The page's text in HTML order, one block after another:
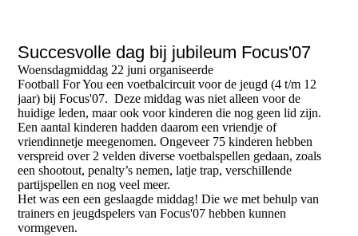
Succesvolle dag bij jubileum Focus'07
Woensdagmiddag 22 juni organiseerde
Football For You een voetbalcircuit voor de jeugd (4 t/m 12
jaar) bij Focus'07. Deze middag was niet alleen voor de
huidige leden, maar ook voor kinderen die nog geen lid zijn.
Een aantal kinderen hadden daarom een vriendje of
vriendinnetje meegenomen. Ongeveer 75 kinderen hebben
verspreid over 2 velden diverse voetbalspellen gedaan, zoals
een shootout, penalty’s nemen, latje trap, verschillende
partijspellen en nog veel meer.
Het was een een geslaagde middag! Die we met behulp van
trainers en jeugdspelers van Focus'07 hebben kunnen
vormgeven.